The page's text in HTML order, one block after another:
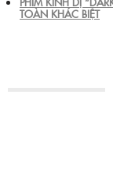
TOÀN KHÁC BIỆT